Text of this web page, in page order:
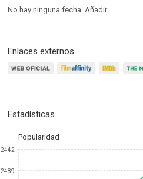
No hay ninguna fecha. Añadir
Enlaces externos
Estadísticas
Popularidad
2442
2489